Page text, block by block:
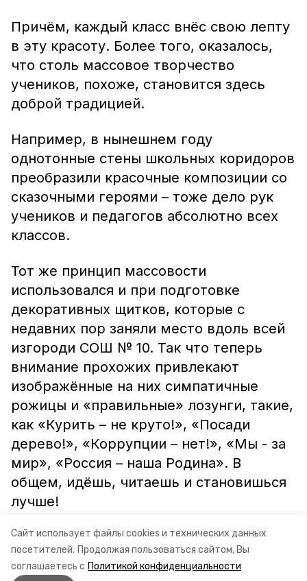
Сайт использует файлы cookies и технических данных
посетителей. Продолжая пользоваться сайтом, Вы
соглашаетесь с Политикой конфиденциальности
Причём, каждый класс внёс свою лепту
в эту красоту. Более того, оказалось,
что столь массовое творчество
учеников, похоже, становится здесь
доброй традицией.
Например, в нынешнем году
однотонные стены школьных коридоров
преобразили красочные композиции со
сказочными героями – тоже дело рук
учеников и педагогов абсолютно всех
классов.
Тот же принцип массовости
использовался и при подготовке
декоративных щитков, которые с
недавних пор заняли место вдоль всей
изгороди СОШ № 10. Так что теперь
внимание прохожих привлекают
изображённые на них симпатичные
рожицы и «правильные» лозунги, такие,
как «Курить – не круто!», «Посади
дерево!», «Коррупции – нет!», «Мы - за
мир», «Россия – наша Родина». В
общем, идёшь, читаешь и становишься
лучше!
Евгений РОГОВ.
Фото автора.